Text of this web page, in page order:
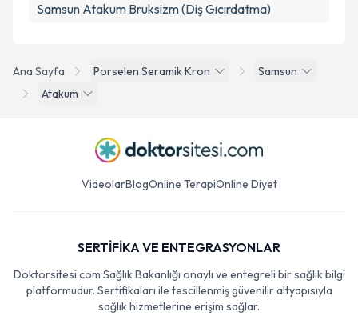
Ana Sayfa Porselen Seramik Kron
Samsun
Atakum
Samsun Atakum Bruksizm (Diş Gıcırdatma)
VideolarBlogOnline TerapiOnline Diyet
SERTİFİKA VE ENTEGRASYONLAR
Doktorsitesi.com Sağlık Bakanlığı onaylı ve entegreli bir sağlık bilgi
platformudur. Sertifikaları ile tescillenmiş güvenilir altyapısıyla
sağlık hizmetlerine erişim sağlar.